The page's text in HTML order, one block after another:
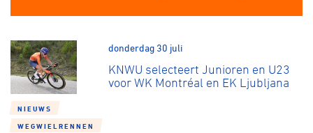
NIEUWS
WEGWIELRENNEN
donderdag 30 juli
KNWU selecteert Junioren en U23
voor WK Montréal en EK Ljubljana